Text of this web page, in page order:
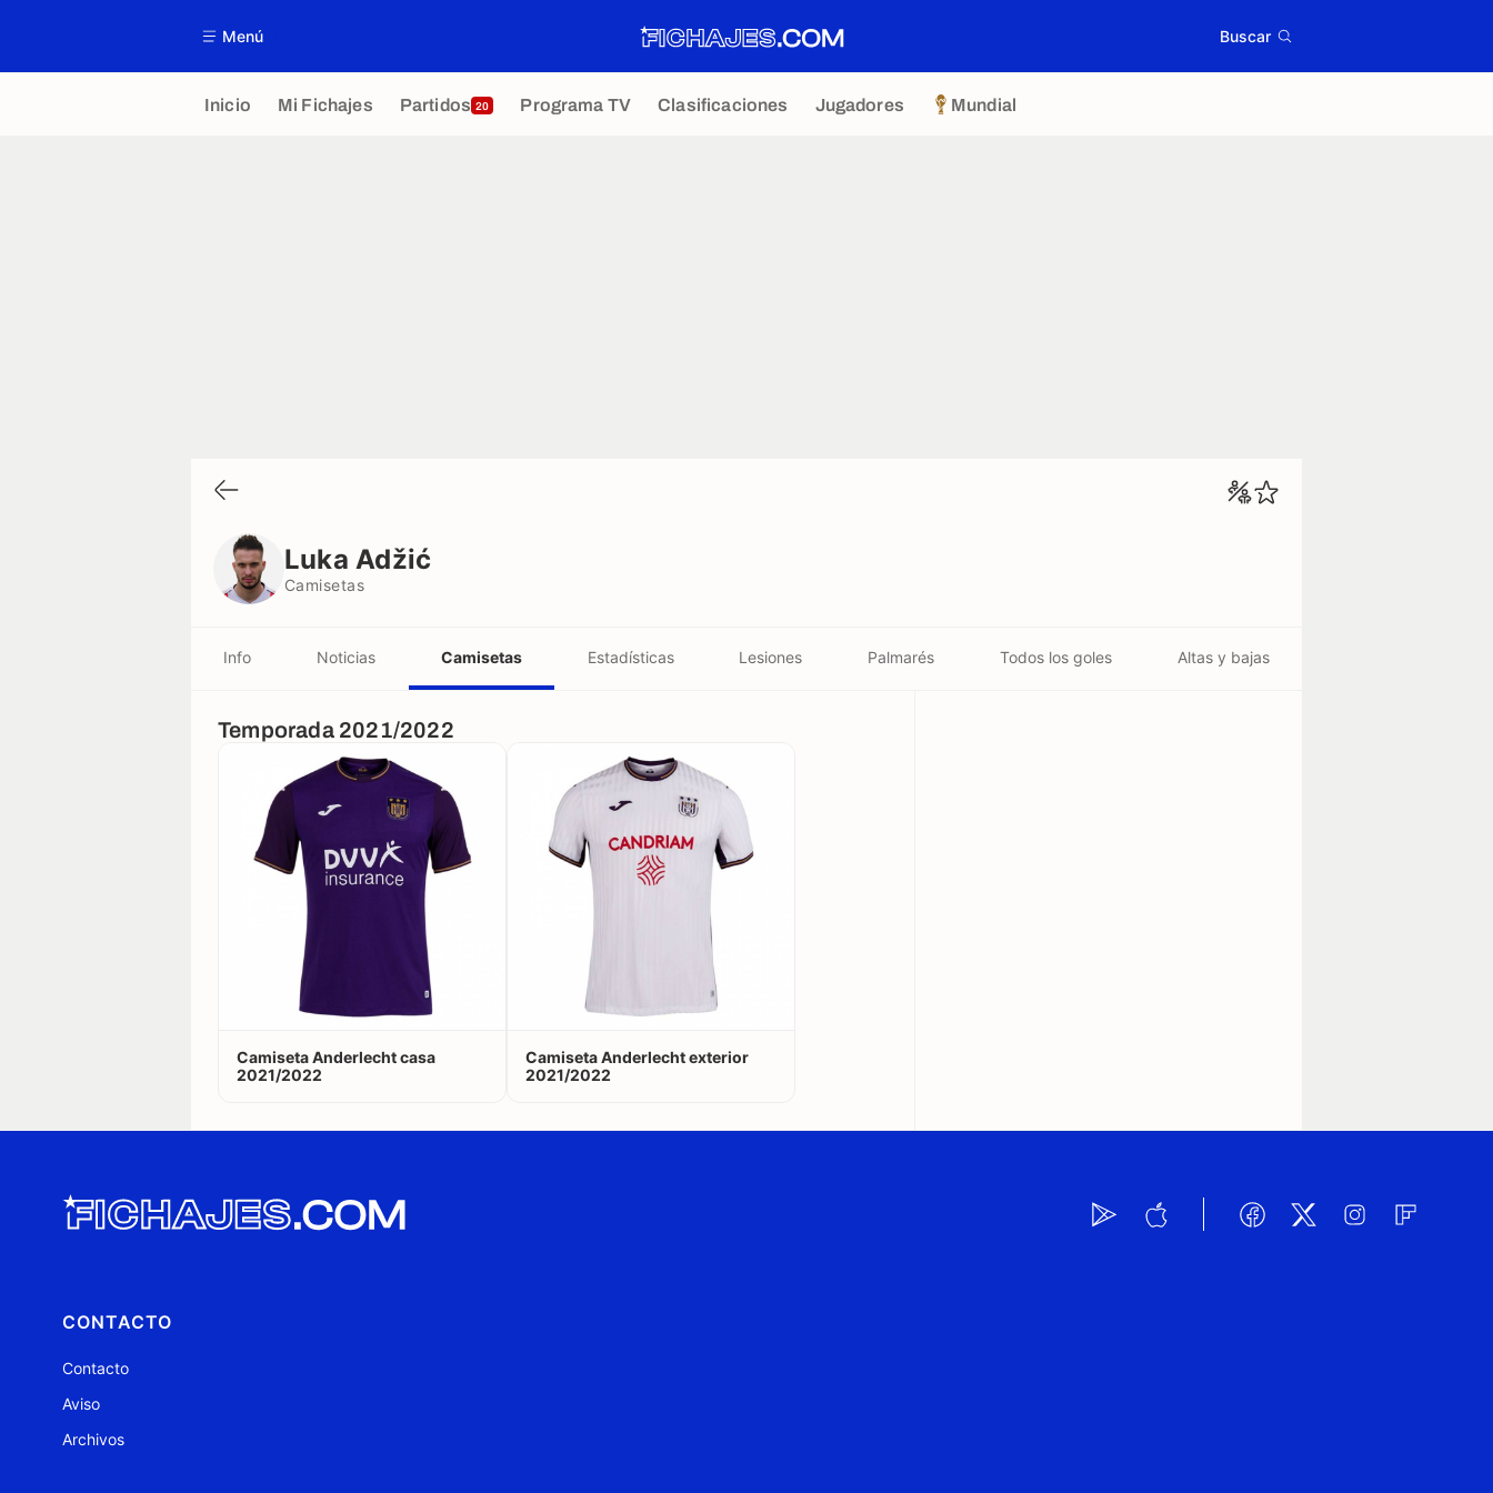
Menú Buscar
Inicio Mi Fichajes Partidos 20 Programa TV Clasificaciones Jugadores Mundial
Luka Adžić
Camisetas
Info Noticias Camisetas Estadísticas Lesiones Palmarés Todos los goles Altas y bajas
Temporada 2021/2022
Camiseta Anderlecht casa
2021/2022
Camiseta Anderlecht exterior
2021/2022
CONTACTO
Contacto
Aviso
Archivos